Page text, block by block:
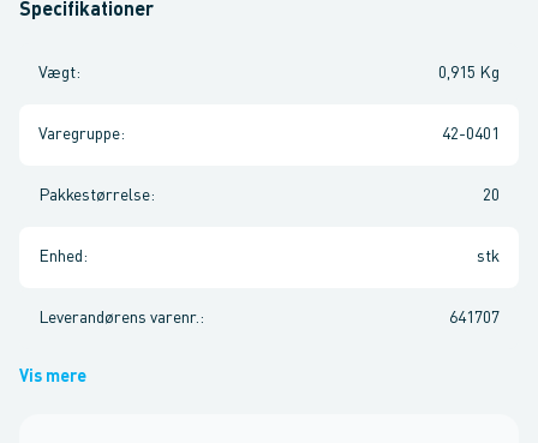
Specifikationer
Vægt: 0,915 Kg
Varegruppe: 42-0401
Pakkestørrelse: 20
Enhed : stk
Leverandørens varenr. : 641707
Vis mere